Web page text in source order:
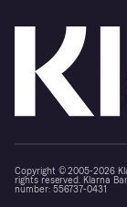
Copyright © 2005-2026
rights reserved. Klarna
number: 556737-0431